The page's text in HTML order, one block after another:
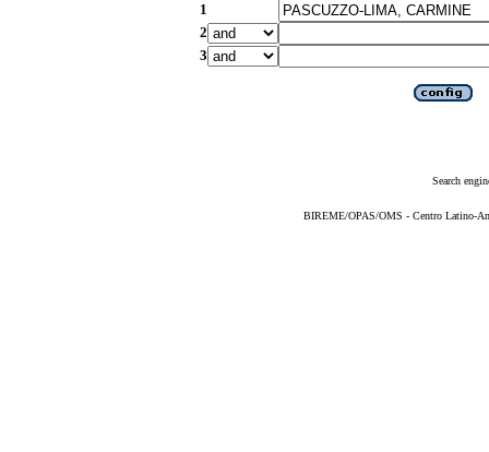
1
2
3
Search
BIREME/OPAS/OMS - Centro Latino-